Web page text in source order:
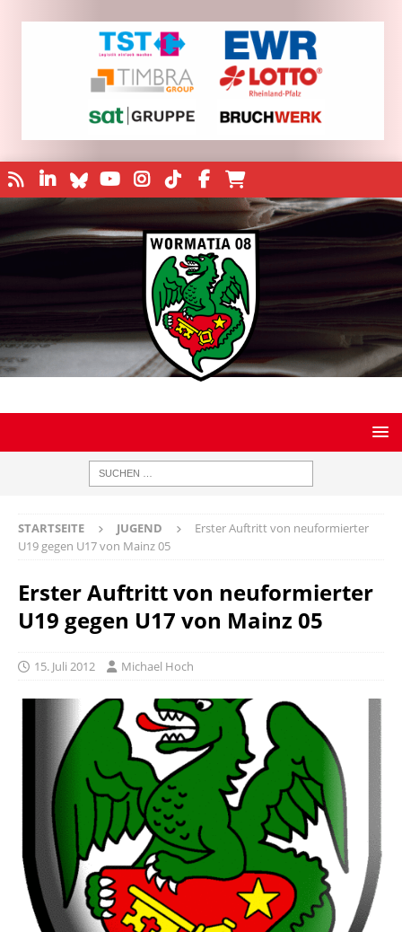
STARTSEITE JUGEND
Erster Auftritt von neuformierter
U19 gegen U17 von Mainz 05
Erster Auftritt von neuformierter
U19 gegen U17 von Mainz 05
15. Juli 2012 Michael Hoch